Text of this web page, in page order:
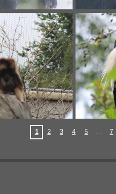
1 2 3 4 5 7